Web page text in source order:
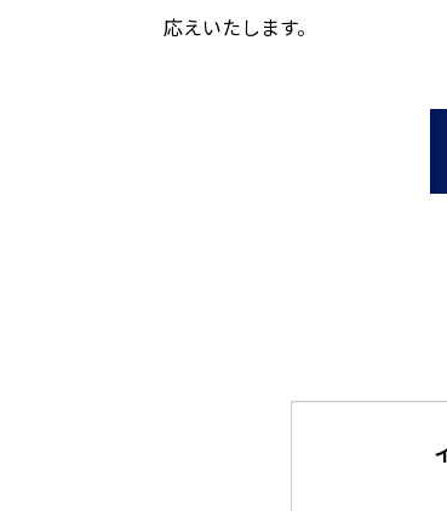
応えいたします。